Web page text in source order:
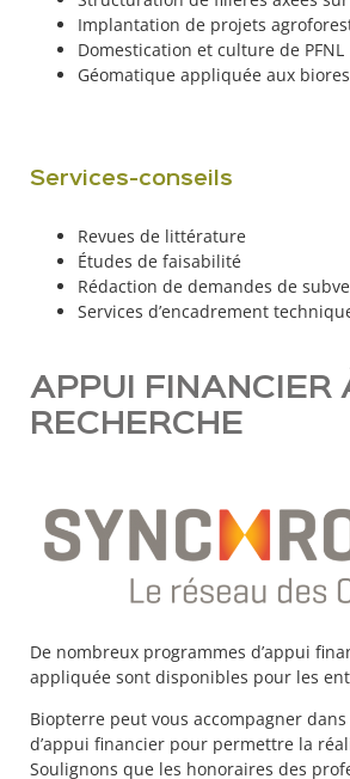
Implantation de projets
Domestication et culture de PFNL
Géomatique appliquée aux
Services-conseils
Revues de littérature
Études de faisabilité
Rédaction de demandes de
Services d’encadrement
APPUI FINANCIER
RECHERCHE
De nombreux programmes d’appui
appliquée sont disponibles pour les
Biopterre peut vous accompagner
d’appui financier pour permettre la
Soulignons que les honoraires des